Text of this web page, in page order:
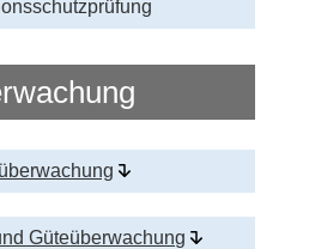
Güteüberwachung